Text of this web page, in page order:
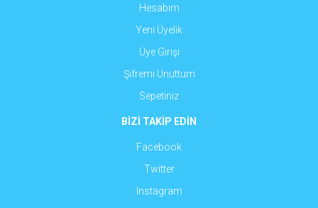
Hesabım
Yeni Üyelik
Üye Girişi
Şifremi Unuttum
Sepetiniz
BİZİ TAKİP EDİN
Facebook
Twitter
Instagram